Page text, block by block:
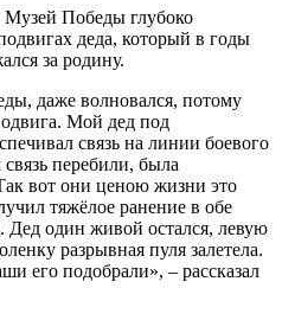
Музей Победы глубоко
деда, который в годы
за родину.
даже волновался, потому
Мой дед под
связь на линии боевого
перебили, была
вот они ценою жизни это
тяжёлое ранение в обе
Дед один живой остался, левую
разрывная пуля залетела.
его подобрали», – рассказал